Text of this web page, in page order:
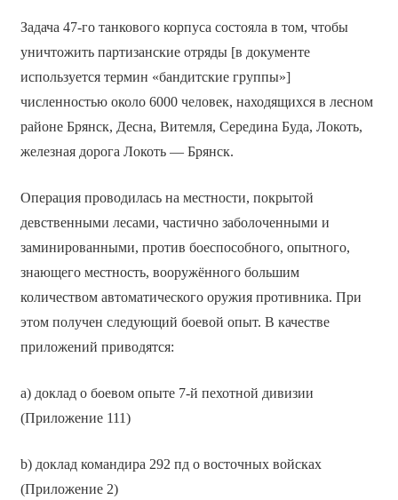
Задача 47-го танкового корпуса состояла в том, чтобы
уничтожить партизанские отряды [в документе
используется термин «бандитские группы»]
численностью около 6000 человек, находящихся в лесном
районе Брянск, Десна, Витемля, Середина Буда, Локоть,
железная дорога Локоть — Брянск.
Операция проводилась на местности, покрытой
девственными лесами, частично заболоченными и
заминированными, против боеспособного, опытного,
знающего местность, вооружённого большим
количеством автоматического оружия противника. При
этом получен следующий боевой опыт. В качестве
приложений приводятся:
а) доклад о боевом опыте 7-й пехотной дивизии
(Приложение 111)
b) доклад командира 292 пд о восточных войсках
(Приложение 2)